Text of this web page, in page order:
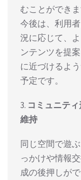
むことができま
今後は、利用
況に応じて、
ンテンツを提
に近づけるよ
予定です。
3. コミュニテ
維持
同じ空間で遊
っかけや情報
成の後押しが